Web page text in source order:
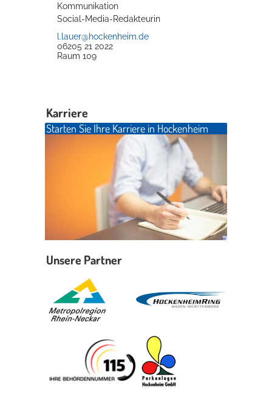
Kommunikation
Social-Media-Redakteurin
l.lauer@hockenheim.de
06205 21 2022
Raum 109
Karriere
Starten Sie Ihre Karriere in Hockenheim
Unsere Partner